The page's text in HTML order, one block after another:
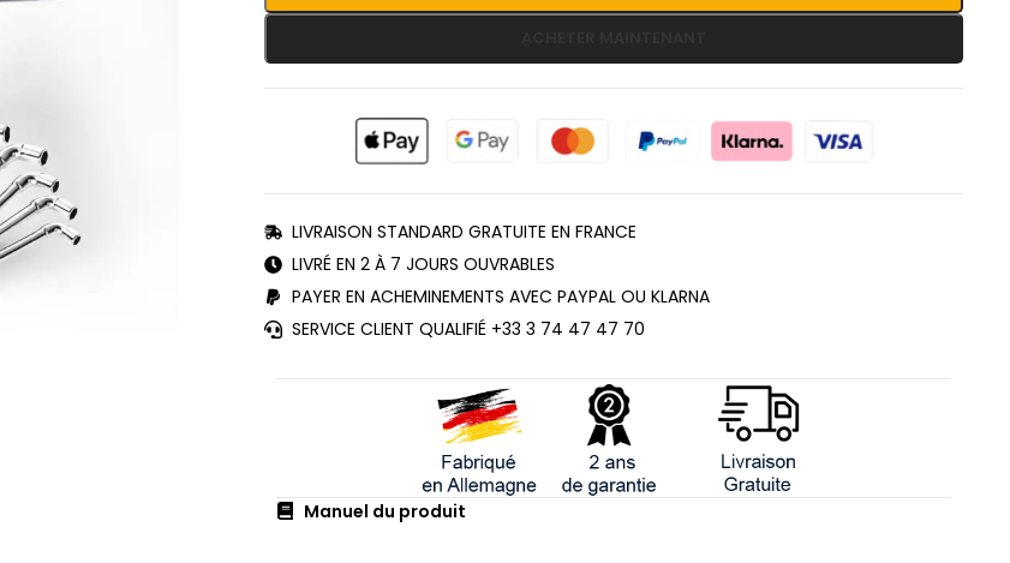
LIVRAISON STANDARD GRATUITE EN FRANCE
LIVRÉ EN 2 À 7 JOURS OUVRABLES
PAYER EN ACHEMINEMENTS AVEC PAYPAL OU KLARNA
SERVICE CLIENT QUALIFIÉ +33 3 74 47 47 70
Manuel du produit